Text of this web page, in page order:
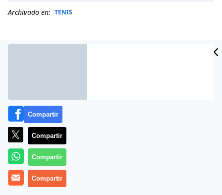
Archivado en: TENIS
Más información
Compartir
Compartir
Compartir
Compartir